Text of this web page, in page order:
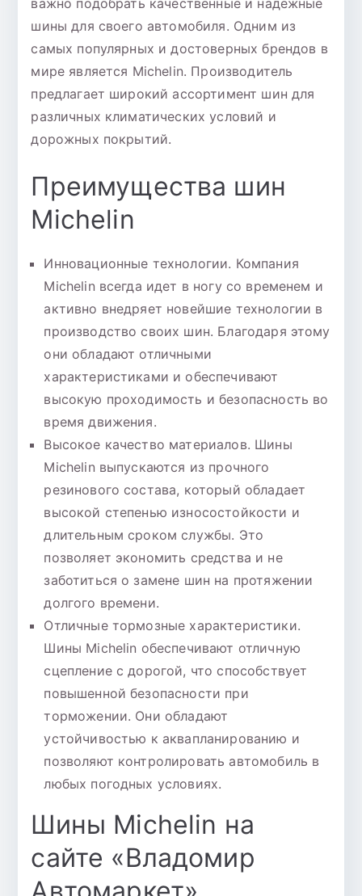
важно подобрать качественные и надежные
шины для своего автомобиля. Одним из
самых популярных и достоверных брендов в
мире является Michelin. Производитель
предлагает широкий ассортимент шин для
различных климатических условий и
дорожных покрытий.
Преимущества шин
Michelin
Инновационные технологии. Компания
Michelin всегда идет в ногу со временем и
активно внедряет новейшие технологии в
производство своих шин. Благодаря этому
они обладают отличными
характеристиками и обеспечивают
высокую проходимость и безопасность во
время движения.
Высокое качество материалов. Шины
Michelin выпускаются из прочного
резинового состава, который обладает
высокой степенью износостойкости и
длительным сроком службы. Это
позволяет экономить средства и не
заботиться о замене шин на протяжении
долгого времени.
Отличные тормозные характеристики.
Шины Michelin обеспечивают отличную
сцепление с дорогой, что способствует
повышенной безопасности при
торможении. Они обладают
устойчивостью к аквапланированию и
позволяют контролировать автомобиль в
любых погодных условиях.
Шины Michelin на
сайте «Владомир